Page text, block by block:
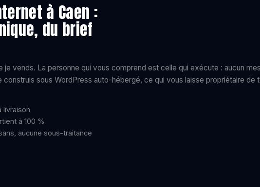
à Caen :
du brief
vends. La personne qui vous comprend est celle qui exécute : aucun
construis sous WordPress auto-hébergé, ce qui vous laisse propriétaire de
livraison
à 100 %
aucune sous-traitance